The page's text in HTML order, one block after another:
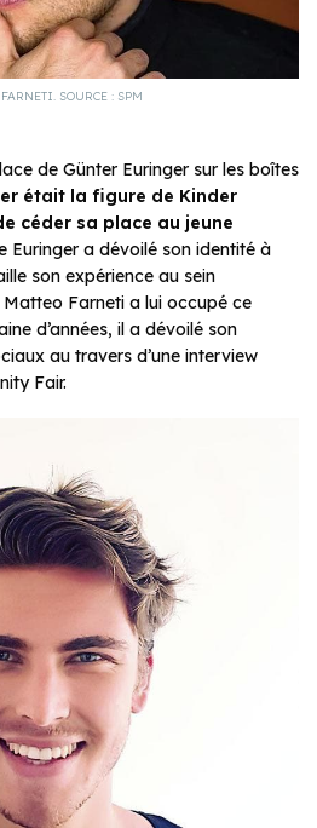
SOURCE : SPM
de Günter Euringer sur les boîtes
était la figure de Kinder
céder sa place au jeune
Euringer a dévoilé son identité à
son expérience au sein
Matteo Farneti a lui occupé ce
d’années, il a dévoilé son
au travers d’une interview
Fair.